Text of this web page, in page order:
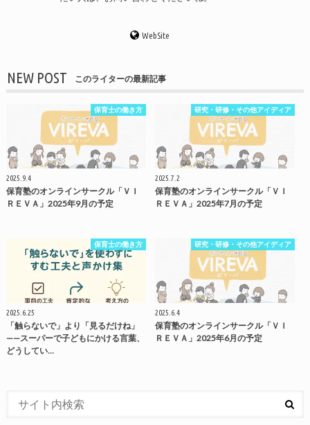
WebSite
NEW POST このライターの最新記事
保育士の働き方
2025.9.4
保育塾のオンラインサークル「ＶＩ
ＲＥＶＡ」2025年9月の予定
研究・研修・その他アイディア
2025.7.2
保育塾のオンラインサークル「ＶＩ
ＲＥＶＡ」2025年7月の予定
保育士の働き方
2025.6.25
「触らないで」より「見るだけね」
——スーパーで子どもにかける言葉、
どうしてい…
研究・研修・その他アイディア
2025.6.4
保育塾のオンラインサークル「ＶＩ
ＲＥＶＡ」2025年6月の予定